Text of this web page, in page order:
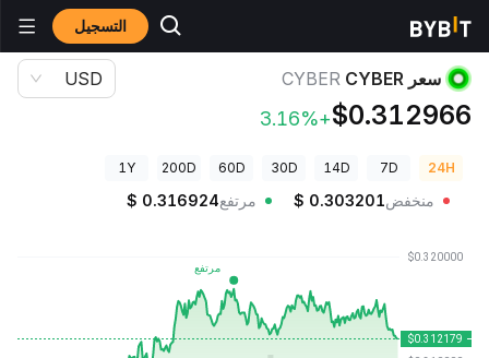
التسجيل أسعار العملات الرقمية
سعر CYBER CYBER
$0.312966
+3.16%
USD
24H
7D
14D
30D
60D
200D
1Y
منخفض $ 0.303201 مرتفع $ 0.316924